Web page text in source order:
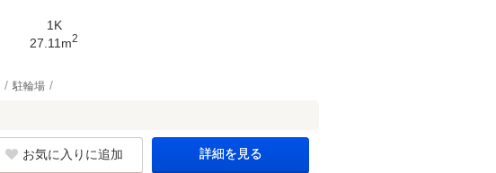
1K
27.11m2
駐輪場
お気に入りに追加 詳細を見る